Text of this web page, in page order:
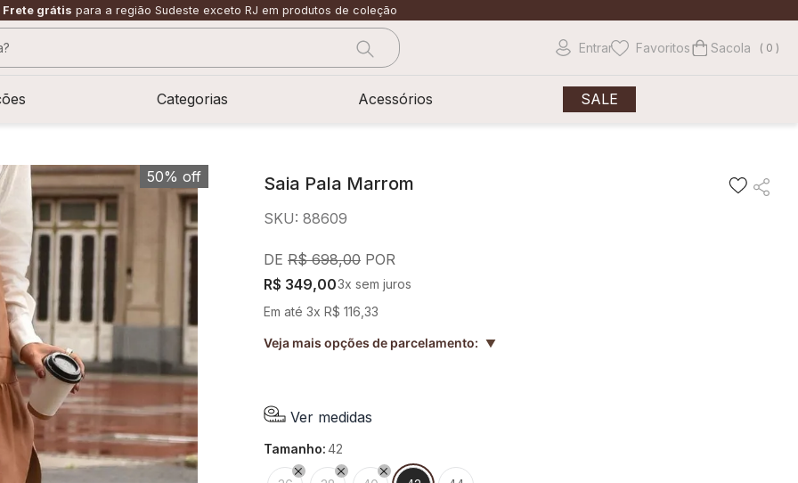
Frete grátis para a região Sudeste exceto RJ em produtos de coleção
Entrar Favoritos 0
Categorias Acessórios SALE
50% off Saia Pala Marrom
SKU: 88609
R$ 698,00
R$ 349,003x sem juros
Em até 3x R$ 116 33
Veja mais opções de parcelamento: ▲
Ver medidas
tamanho:42